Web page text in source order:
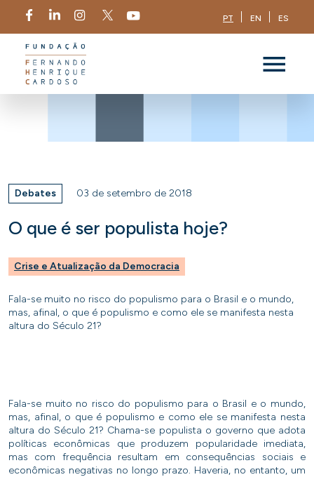
PT EN ES
Debates 03 de setembro de 2018
O que é ser populista hoje?
Crise e Atualização da Democracia
Fala-se muito no risco do populismo para o Brasil e o mundo,
mas, afinal, o que é populismo e como ele se manifesta nesta
altura do Século 21?
Fala-se muito no risco do populismo para o Brasil e o mundo,
mas, afinal, o que é populismo e como ele se manifesta nesta
altura do Século 21? Chama-se populista o governo que adota
políticas econômicas que produzem popularidade imediata,
mas com frequência resultam em consequências sociais e
econômicas negativas no longo prazo. Haveria, no entanto, um